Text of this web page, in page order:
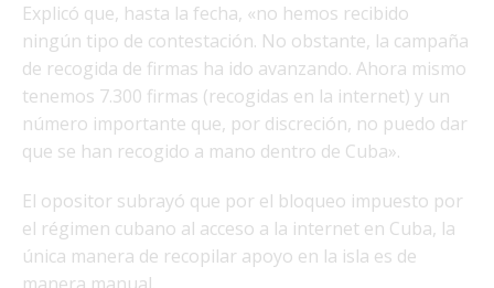
Explicó que, hasta la fecha, «no hemos recibido
ningún tipo de contestación. No obstante, la campaña
de recogida de firmas ha ido avanzando. Ahora mismo
tenemos 7.300 firmas (recogidas en la internet) y un
número importante que, por discreción, no puedo dar
que se han recogido a mano dentro de Cuba».
El opositor subrayó que por el bloqueo impuesto por
el régimen cubano al acceso a la internet en Cuba, la
única manera de recopilar apoyo en la isla es de